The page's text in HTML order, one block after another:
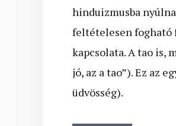
hinduizmusba
feltételesen
kapcsolata. A tao is,
jó, az a tao”). Ez az
üdvösség).